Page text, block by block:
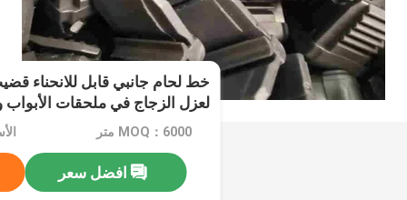
خط لحام جانبي قابل للانحناء
لعزل الزجاج في ملحقات الأبواب
MOQ：6000 متر
افضل سعر